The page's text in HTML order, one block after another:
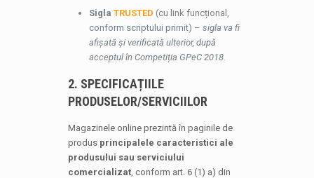
Sigla TRUSTED (cu link funcțional,
conform scriptului primit) – sigla va fi
afișată și verificată ulterior, după
acceptul în Competiția GPeC 2018.
2. SPECIFICAȚIILE
PRODUSELOR/SERVICIILOR
Magazinele online prezintă în paginile de
produs principalele caracteristici ale
produsului sau serviciului
comercializat, conform art. 6 (1) a) din